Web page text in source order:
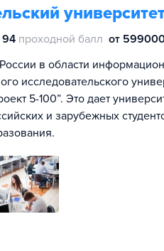
94 проходной балл от
в области
исследовательского
5-100”. Это дает
и зарубежных